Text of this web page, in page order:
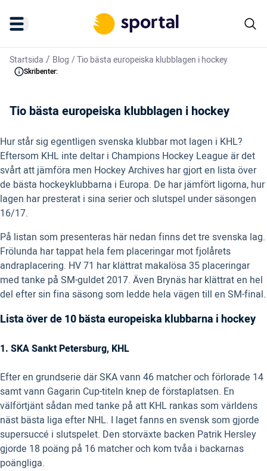
Startsida / Blog /Tio bästa europeiska klubblagen i hockey
Skribenter:
Tio bästa europeiska klubblagen i hockey
Hur står sig egentligen svenska klubbar mot lagen i KHL?
Eftersom KHL inte deltar i Champions Hockey League är det
svårt att jämföra men Hockey Archives har gjort en lista över
de bästa hockeyklubbarna i Europa. De har jämfört ligorna, hur
lagen har presterat i sina serier och slutspel under säsongen
16/17.
På listan som presenteras här nedan finns det tre svenska lag.
Frölunda har tappat hela fem placeringar mot fjolårets
andraplacering. HV 71 har klättrat makalösa 35 placeringar
med tanke på SM-guldet 2017. Även Brynäs har klättrat en hel
del efter sin fina säsong som ledde hela vägen till en SM-final.
Lista över de 10 bästa europeiska klubbarna i hockey
1. SKA Sankt Petersburg, KHL
Efter en grundserie där SKA vann 46 matcher och förlorade 14
samt vann Gagarin Cup-titeln knep de förstaplatsen. En
välförtjänt sådan med tanke på att KHL rankas som världens
näst bästa liga efter NHL. I laget fanns en svensk som gjorde
supersuccé i slutspelet. Den storväxte backen Patrik Hersley
gjorde 18 poäng på 16 matcher och kom tvåa i backarnas
poängliga.